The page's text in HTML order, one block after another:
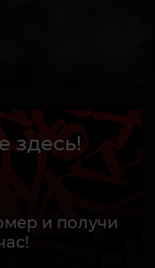
здесь!
и получи